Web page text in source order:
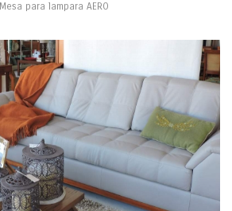
Mesa para lampara AERO